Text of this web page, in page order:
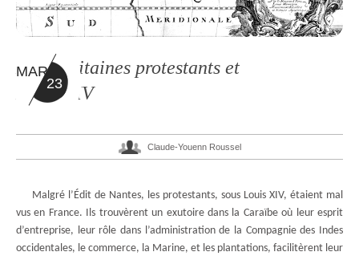
Des capitaines protestants et
Louis XIV
MAR
23
Claude-Youenn Roussel
Malgré l’Édit de Nantes, les protestants, sous Louis XIV, étaient mal
vus en France. Ils trouvèrent un exutoire dans la Caraïbe où leur esprit
d’entreprise, leur rôle dans l’administration de la Compagnie des Indes
occidentales, le commerce, la Marine, et les plantations, facilitèrent leur